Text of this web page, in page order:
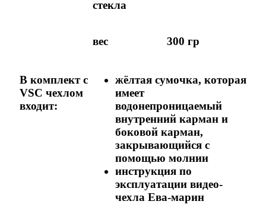
стекла
вес 300 гр
В комплект с
VSC чехлом
входит:
жёлтая сумочка, которая
имеет
водонепроницаемый
внутренний карман и
боковой карман,
закрывающийся с
помощью молнии
инструкция по
эксплуатации видео-
чехла Ева-марин